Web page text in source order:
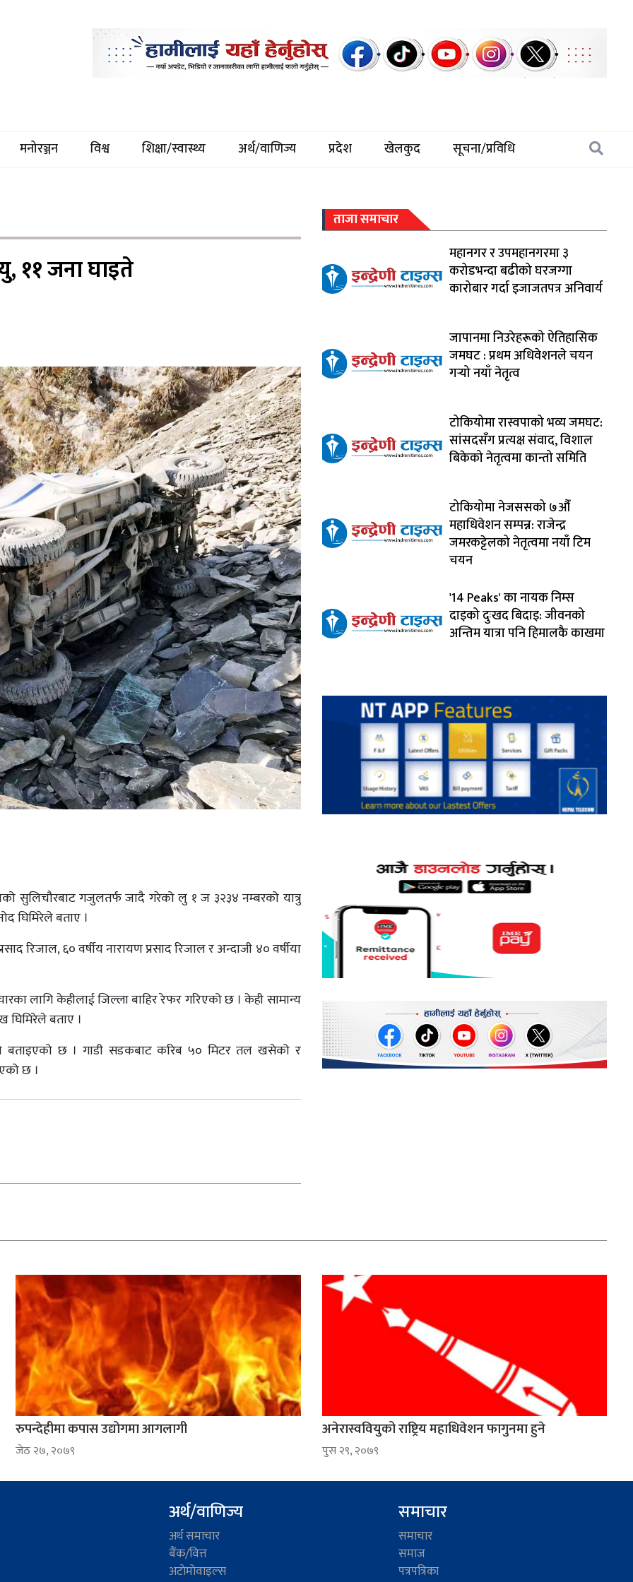
मनोरञ्जन विश्व शिक्षा/स्वास्थ्य अर्थ/वाणिज्य प्रदेश खेलकुद सूचना/प्रविधि
११ जना घाइते
सुलिचौरबाट गजुलतर्फ जादै गरेको लु १ ज ३२३४ नम्बरको यात्रु
घिमिरेले बताए ।
रिजाल, ६० वर्षीय नारायण प्रसाद रिजाल र अन्दाजी ४० वर्षीया
लागि केहीलाई जिल्ला बाहिर रेफर गरिएको छ । केही सामान्य
घिमिरेले बताए ।
बताइएको छ । गाडी सडकबाट करिब ५० मिटर तल खसेको र
छ ।
ताजा समाचार
महानगर र उपमहानगरमा ३
करोडभन्दा बढीको घरजग्गा
कारोबार गर्दा इजाजतपत्र अनिवार्य
जापानमा निउरेहरूको ऐतिहासिक
जमघट : प्रथम अधिवेशनले चयन
गर्‍यो नयाँ नेतृत्व
टोकियोमा रास्वपाको भव्य जमघट:
सांसदसँग प्रत्यक्ष संवाद, विशाल
बिकेको नेतृत्वमा कान्तो समिति
टोकियोमा नेजससको ७औँ
महाधिवेशन सम्पन्न: राजेन्द्र
जमरकट्टेलको नेतृत्वमा नयाँ टिम
चयन
'14 Peaks' का नायक निम्स
दाइको दुःखद बिदाइ: जीवनको
अन्तिम यात्रा पनि हिमालकै काखमा
रुपन्देहीमा कपास उद्योगमा आगलागी
जेठ २७, २०७९
अनेरास्ववियुको राष्ट्रिय महाधिवेशन फागुनमा हुने
पुस २९, २०७९
अर्थ/वाणिज्य
अर्थ समाचार
बैंक/वित्त
अटाेमाेवाइल्स
समाचार
समाचार
समाज
पत्रपत्रिका